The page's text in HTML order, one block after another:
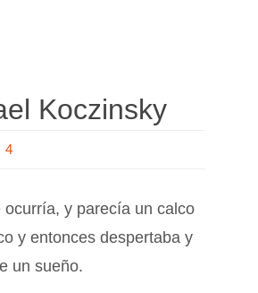
Koczinsky
4
ocurría, y parecía un calco
y entonces despertaba y
un sueño.